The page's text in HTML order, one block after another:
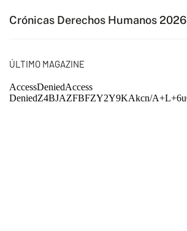
Crónicas Derechos Humanos 2026
ÚLTIMO MAGAZINE